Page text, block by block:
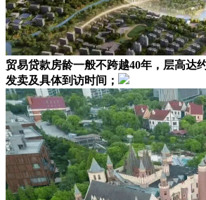
贸易贷款房龄一般不跨越40年，层高达
发卖及具体到访时间；